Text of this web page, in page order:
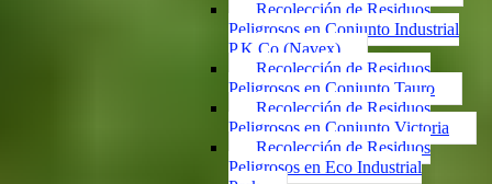
Recolección de Residuos
Peligrosos en Conjunto Industrial
P.K.Co (Navex)
Recolección de Residuos
Peligrosos en Conjunto Tauro
Recolección de Residuos
Peligrosos en Conjunto Victoria
Recolección de Residuos
Peligrosos en Eco Industrial